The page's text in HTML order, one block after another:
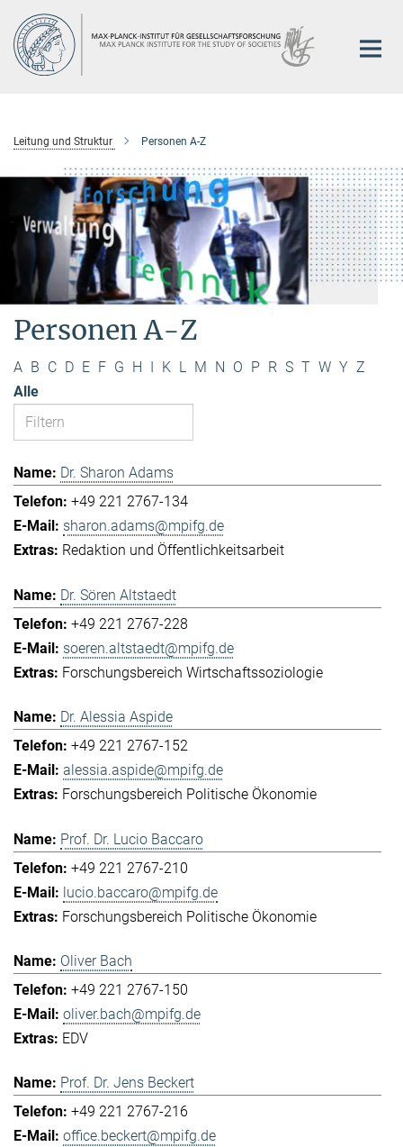
Hauptinhalt
Leitung und Struktur Personen A-Z
Personen A-Z
A B C D E F G H I K L M N O P R S T W Y Z
Alle
Dr. Sharon Adams
+49 221 2767-134
sharon.adams@mpifg.de
Redaktion und Öffentlichkeitsarbeit
Dr. Sören Altstaedt
+49 221 2767-228
soeren.altstaedt@mpifg.de
Forschungsbereich Wirtschaftssoziologie
Dr. Alessia Aspide
+49 221 2767-152
alessia.aspide@mpifg.de
Forschungsbereich Politische Ökonomie
Prof. Dr. Lucio Baccaro
+49 221 2767-210
lucio.baccaro@mpifg.de
Forschungsbereich Politische Ökonomie
Oliver Bach
+49 221 2767-150
oliver.bach@mpifg.de
EDV
Prof. Dr. Jens Beckert
+49 221 2767-216
office.beckert@mpifg.de